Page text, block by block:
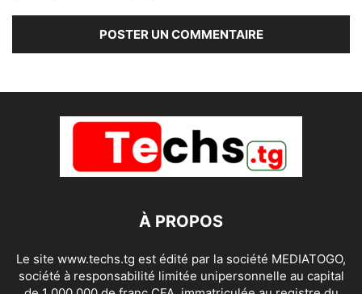
À PROPOS
Le site www.techs.tg est édité par la société MEDIATOGO,
société à responsabilité limitée unipersonnelle au capital